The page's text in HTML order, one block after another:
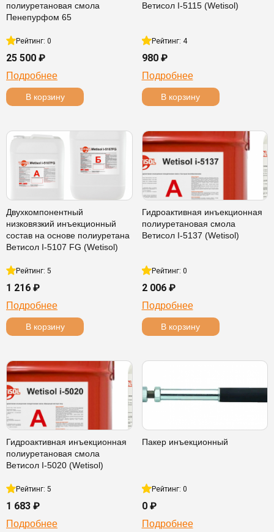
полиуретановая смола
Пенепурфом 65
Рейтинг: 0
25 500 ₽
Подробнее
В корзину
Ветисол I-5115 (Wetisol)
Рейтинг: 4
980 ₽
Подробнее
В корзину
Двухкомпонентный
низковязкий инъекционный
состав на основе полиуретана
Ветисол I-5107 FG (Wetisol)
Рейтинг: 5
1 216 ₽
Подробнее
В корзину
Гидроактивная инъекционная
полиуретановая смола
Ветисол I-5137 (Wetisol)
Рейтинг: 0
2 006 ₽
Подробнее
В корзину
Гидроактивная инъекционная
полиуретановая смола
Ветисол I-5020 (Wetisol)
Рейтинг: 5
1 683 ₽
Подробнее
Пакер инъекционный
Рейтинг: 0
0 ₽
Подробнее